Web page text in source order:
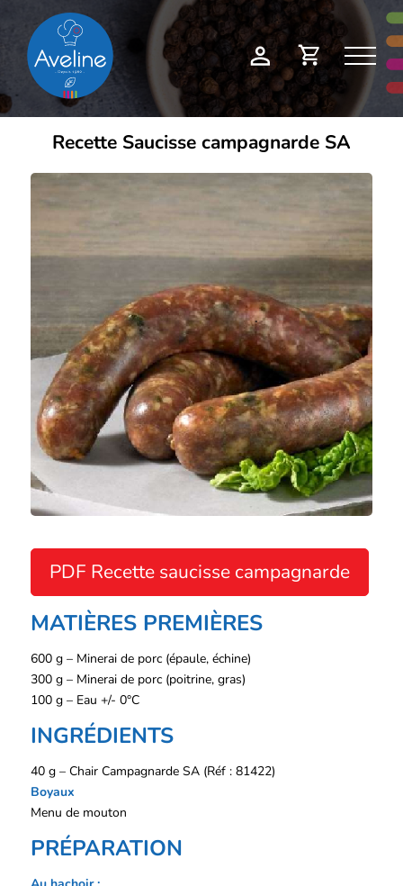
Mon
compte
Demande
de
devis
Recette Saucisse campagnarde SA
PDF Recette saucisse campagnarde
MATIÈRES PREMIÈRES
600 g – Minerai de porc (épaule, échine)
300 g – Minerai de porc (poitrine, gras)
100 g – Eau +/- 0°C
INGRÉDIENTS
40 g – Chair Campagnarde SA (Réf : 81422)
Boyaux
Menu de mouton
PRÉPARATION
Panneau de gestion des cookies